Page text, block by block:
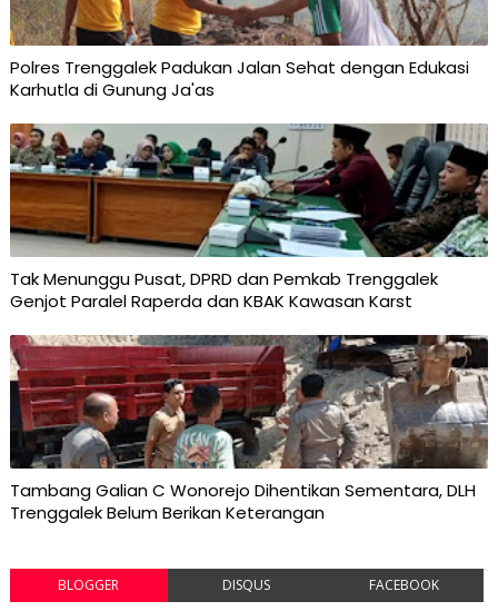
Polres Trenggalek Padukan Jalan Sehat dengan Edukasi
Karhutla di Gunung Ja'as
Tak Menunggu Pusat, DPRD dan Pemkab Trenggalek
Genjot Paralel Raperda dan KBAK Kawasan Karst
Tambang Galian C Wonorejo Dihentikan Sementara, DLH
Trenggalek Belum Berikan Keterangan
BLOGGER DISQUS FACEBOOK